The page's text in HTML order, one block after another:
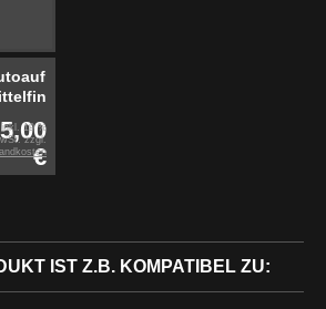
5,00
€
inkl. 19 %
zzgl.
IST Z.B. KOMPATIBEL ZU: